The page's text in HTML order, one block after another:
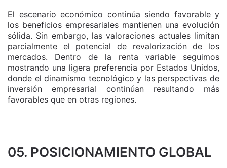
El escenario económico continúa siendo favorable y
los beneficios empresariales mantienen una evolución
sólida. Sin embargo, las valoraciones actuales limitan
parcialmente el potencial de revalorización de los
mercados. Dentro de la renta variable seguimos
mostrando una ligera preferencia por Estados Unidos,
donde el dinamismo tecnológico y las perspectivas de
inversión empresarial continúan resultando más
favorables que en otras regiones.
05. POSICIONAMIENTO GLOBAL